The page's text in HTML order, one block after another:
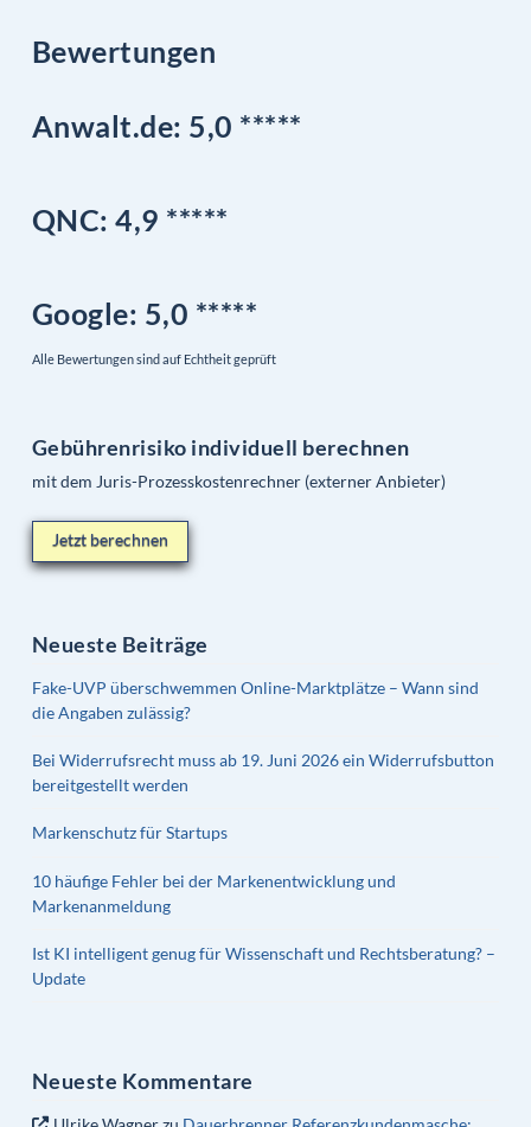
Bewertungen
Anwalt.de: 5,0 *****
QNC: 4,9 *****
Google: 5,0 *****
Alle Bewertungen sind auf Echtheit geprüft
Gebührenrisiko individuell berechnen
mit dem Juris-Prozesskostenrechner (externer Anbieter)
Jetzt berechnen
Neueste Beiträge
Fake-UVP überschwemmen Online-Marktplätze – Wann sind
die Angaben zulässig?
Bei Widerrufsrecht muss ab 19. Juni 2026 ein Widerrufsbutton
bereitgestellt werden
Markenschutz für Startups
10 häufige Fehler bei der Markenentwicklung und
Markenanmeldung
Ist KI intelligent genug für Wissenschaft und Rechtsberatung? –
Update
Neueste Kommentare